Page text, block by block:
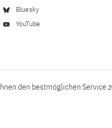
Bluesky
YouTube
den bestmöglichen